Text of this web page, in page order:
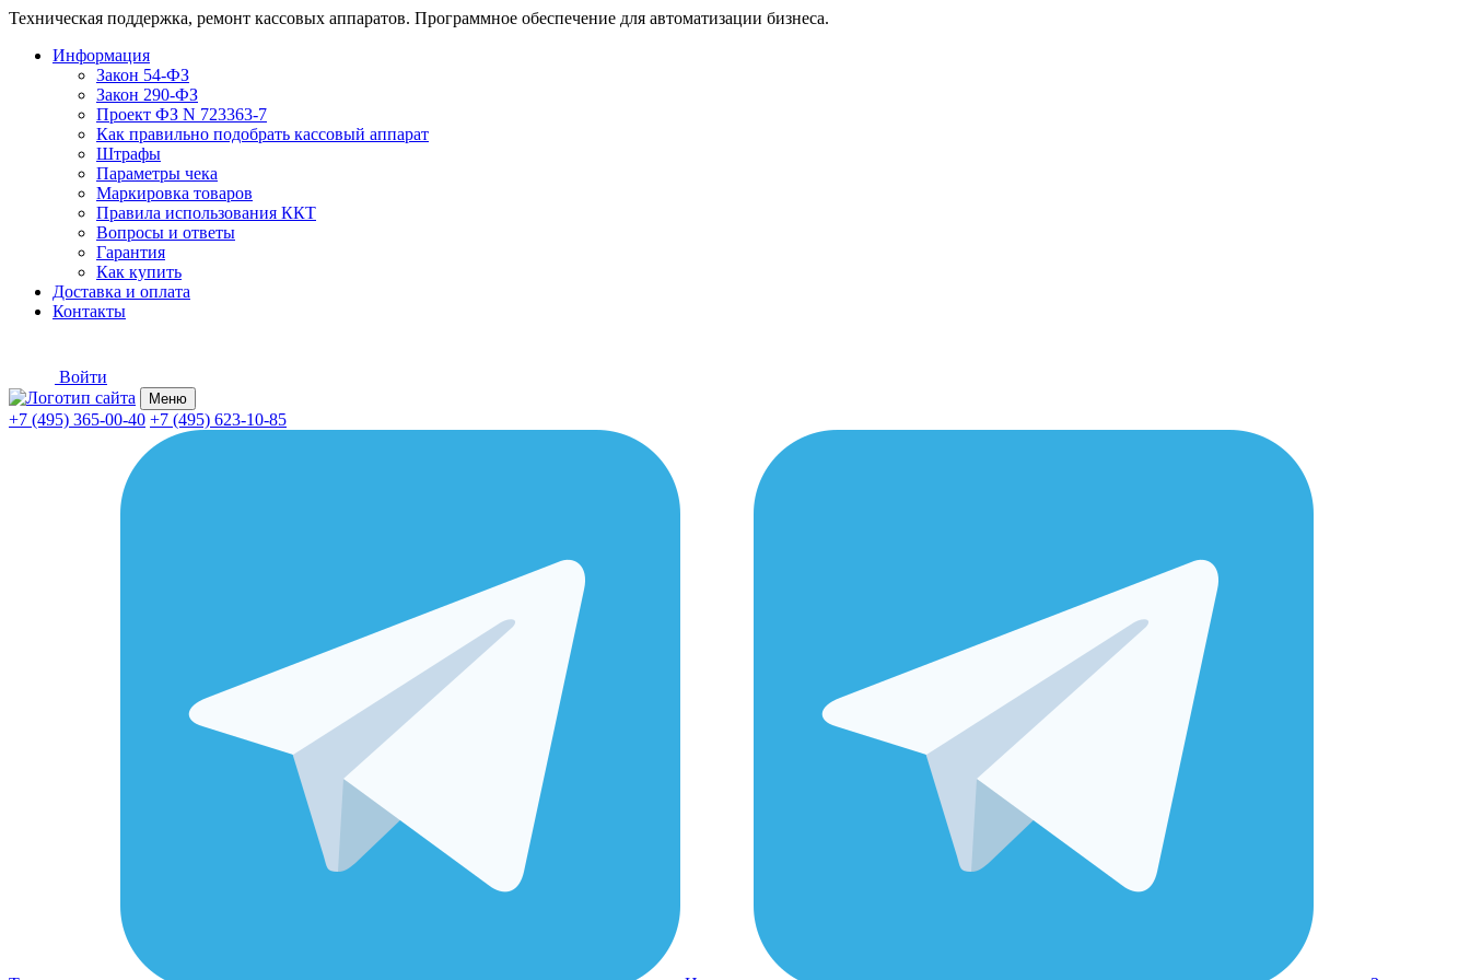
Техническая поддержка, ремонт кассовых аппаратов. Программное обеспечение для автоматизации бизнеса.
Информация
Закон 54-ФЗ
Закон 290-ФЗ
Проект ФЗ N 723363-7
Как правильно подобрать кассовый аппарат
Штрафы
Параметры чека
Маркировка товаров
Правила использования ККТ
Вопросы и ответы
Гарантия
Как купить
Доставка и оплата
Контакты
Войти
Меню
+7 (495) 365-00-40 +7 (495) 623-10-85